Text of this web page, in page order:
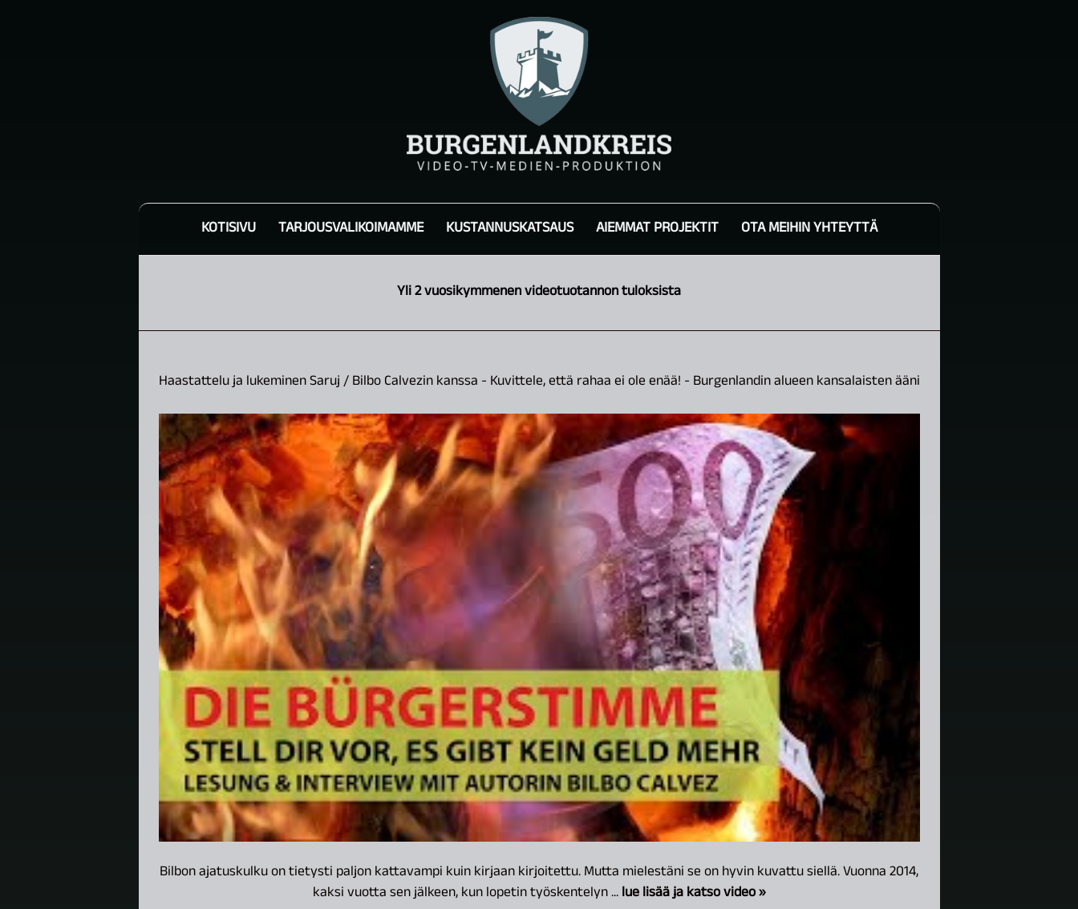
KOTISIVU TARJOUSVALIKOIMAMME KUSTANNUSKATSAUS AIEMMAT PROJEKTIT OTA MEIHIN YHTEYTTÄ
Yli 2 vuosikymmenen videotuotannon tuloksista
Haastattelu ja lukeminen Saruj / Bilbo Calvezin kanssa - Kuvittele, että rahaa ei ole enää! - Burgenlandin alueen kansalaisten ääni
Bilbon ajatuskulku on tietysti paljon kattavampi kuin kirjaan kirjoitettu. Mutta mielestäni se on hyvin kuvattu siellä. Vuonna 2014,
kaksi vuotta sen jälkeen, kun lopetin työskentelyn ...lue lisää ja katso video »